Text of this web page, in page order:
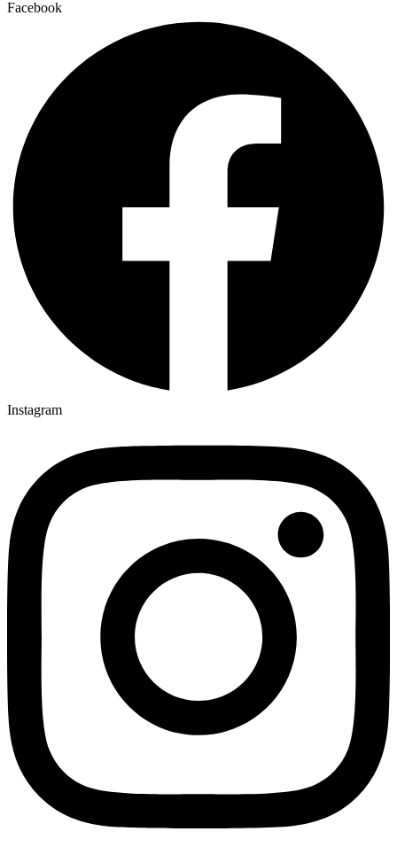
Facebook
Instagram